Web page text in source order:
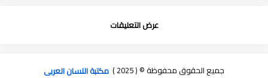
عرض التعليقات
جميع الحقوق محفوظة © ( 2025 ) مكتبة اللسان العربى